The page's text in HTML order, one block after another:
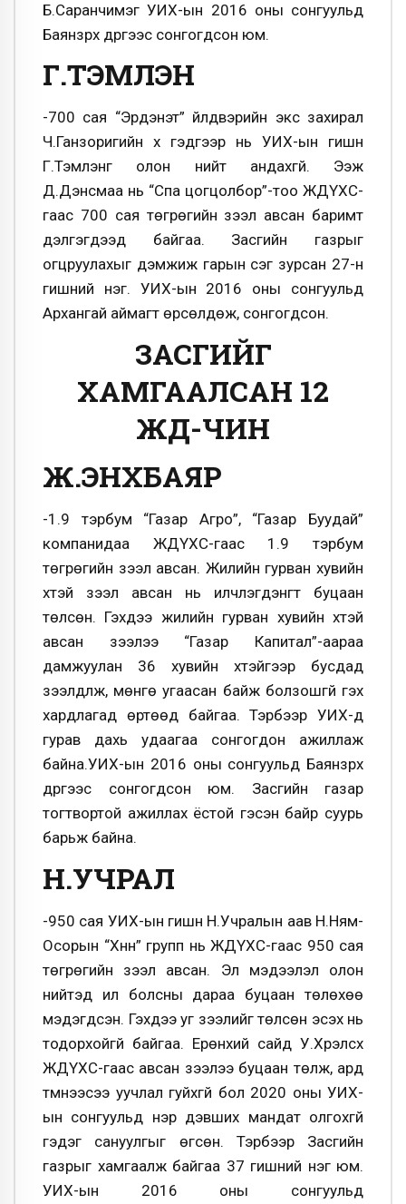
Б.Саранчимэг УИХ-ын 2016 оны сонгуульд
Баянзүрх дүүргээс сонгогдсон юм.
Г.ТЭМҮҮЛЭН
-700 сая “Эрдэнэт” үйлдвэрийн экс захирал
Ч.Ганзоригийн хүү гэдгээр нь УИХ-ын гишүүн
Г.Тэмүүлэнг олон нийт андахгүй. Ээж
Д.Дэнсмаа нь “Спа цогцолбор”-тоо ЖДҮХС-
гаас 700 сая төгрөгийн зээл авсан баримт
дэлгэгдээд байгаа. Засгийн газрыг
огцруулахыг дэмжиж гарын үсэг зурсан 27-н
гишүүний нэг. УИХ-ын 2016 оны сонгуульд
Архангай аймагт өрсөлдөж, сонгогдсон.
ЗАСГИЙГ
ХАМГААЛСАН 12
ЖДҮ-ЧИН
Ж.ЭНХБАЯР
-1.9 тэрбум “Газар Агро”, “Газар Буудай”
компанидаа ЖДҮХС-гаас 1.9 тэрбум
төгрөгийн зээл авсан. Жилийн гурван хувийн
хүүтэй зээл авсан нь илчлэгдэнгүүт буцаан
төлсөн. Гэхдээ жилийн гурван хувийн хүүтэй
авсан зээлээ “Газар Капитал”-аараа
дамжуулан 36 хувийн хүүтэйгээр бусдад
зээлдүүлж, мөнгө угаасан байж болзошгүй гэх
хардлагад өртөөд байгаа. Тэрбээр УИХ-д
гурав дахь удаагаа сонгогдон ажиллаж
байна.УИХ-ын 2016 оны сонгуульд Баянзүрх
дүүргээс сонгогдсон юм. Засгийн газар
тогтвортой ажиллах ёстой гэсэн байр суурь
барьж байна.
Н.УЧРАЛ
-950 сая УИХ-ын гишүүн Н.Учралын аав Н.Ням-
Осорын “Хүннү” групп нь ЖДҮХС-гаас 950 сая
төгрөгийн зээл авсан. Эл мэдээлэл олон
нийтэд ил болсны дараа буцаан төлөхөө
мэдэгдсэн. Гэхдээ уг зээлийг төлсөн эсэх нь
тодорхойгүй байгаа. Ерөнхий сайд У.Хүрэлсүх
ЖДҮХС-гаас авсан зээлээ буцаан төлж, ард
түмнээсээ уучлал гуйхгүй бол 2020 оны УИХ-
ын сонгуульд нэр дэвших мандат олгохгүй
гэдэг сануулгыг өгсөн. Тэрбээр Засгийн
газрыг хамгаалж байгаа 37 гишүүний нэг юм.
УИХ-ын 2016 оны сонгуульд